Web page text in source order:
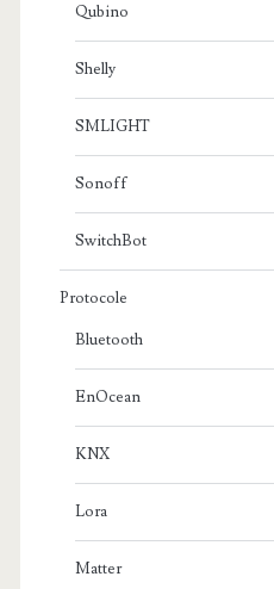
Qubino
Shelly
SMLIGHT
Sonoff
SwitchBot
Protocole
Bluetooth
EnOcean
KNX
Lora
Matter